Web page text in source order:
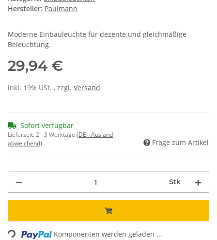
Hersteller: Paulmann
Moderne Einbauleuchte für dezente und gleichmäßige
Beleuchtung.
29,94 €
inkl. 19% USt. , zzgl. Versand
Sofort verfügbar
Lieferzeit:2 - 3 Werktage (DE - Ausland
abweichend)
Frage zum Artikel
Stk
Loading... Komponenten werden geladen ...